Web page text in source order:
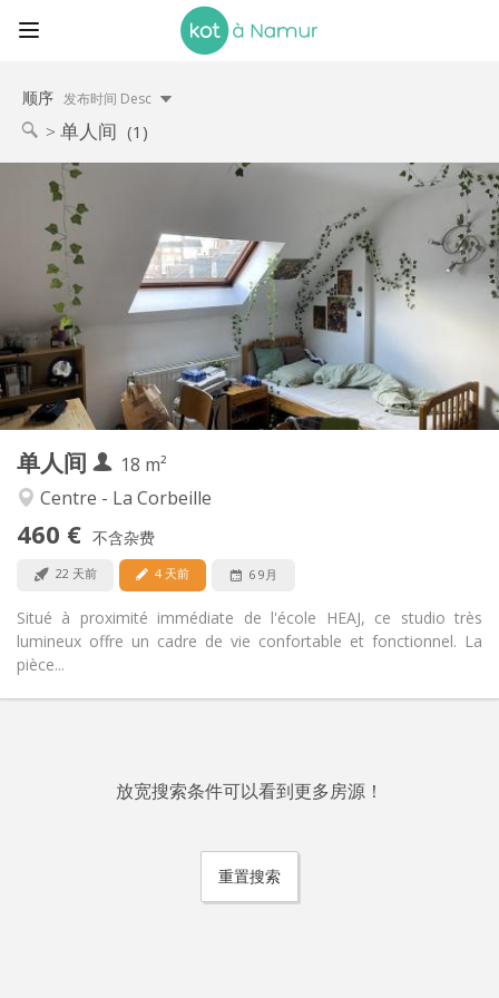
顺序 发布时间 Desc
单人间 (1)
单人间
18 m²
Centre - La Corbeille
460 € 不含杂费
22 天前 4 天前 6 9月
Situé à proximité immédiate de l'école HEAJ, ce studio très
lumineux offre un cadre de vie confortable et fonctionnel. La
pièce...
实用信息
租金:
水电费:
75 €
租期:
12个月
住房登记:
否
厨房:
房间内
面积:
18 m
2
私人房间:
2
放宽搜索条件可以看到更多房源！
重置搜索